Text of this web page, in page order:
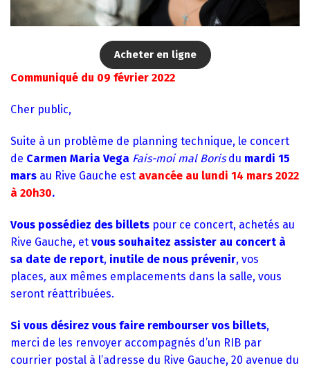
Acheter en ligne
Communiqué du 09 février 2022
Cher public,
Suite à un problème de planning technique, le concert
de Carmen Maria Vega Fais-moi mal Borisdu mardi 15
mars au Rive Gauche est avancée au lundi 14 mars 2022
à 20h30.
Vous possédiez des billets pour ce concert, achetés au
Rive Gauche, et vous souhaitez assister au concert à
sa date de report, inutile de nous prévenir, vos
places, aux mêmes emplacements dans la salle, vous
seront réattribuées.
Si vous désirez vous faire rembourser vos billets,
merci de les renvoyer accompagnés d’un RIB par
courrier postal à l’adresse du Rive Gauche, 20 avenue du